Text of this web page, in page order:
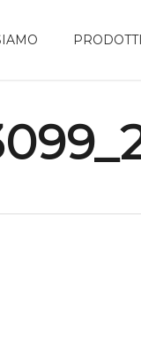
PRODOTTI